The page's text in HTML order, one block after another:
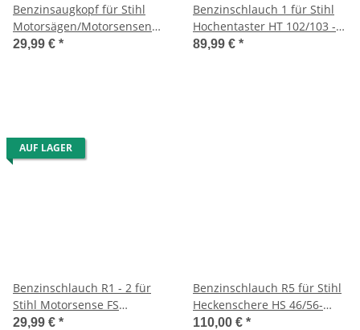
Benzinsaugkopf für Stihl
Motorsägen/Motorsensen
usw.
29,99 € *
Benzinschlauch 1 für Stihl
Hochentaster HT 102/103 -
R5 usw.
89,99 € *
AUF LAGER
Benzinschlauch R1 - 2 für
Stihl Motorsense FS
36/40/44/400/450/480/MS
29,99 € *
Benzinschlauch R5 für Stihl
Heckenschere HS 46/56-
Blasgeräte BR
110,00 € *